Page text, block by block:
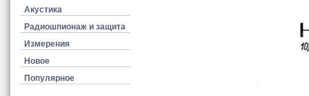
Акустика
Радиошпионаж и защита
Измерения
Новое
Популярное